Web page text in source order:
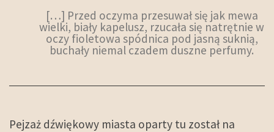
[…] Przed oczyma przesuwał się jak mewa
wielki, biały kapelusz, rzucała się natrętnie w
oczy fioletowa spódnica pod jasną suknią,
buchały niemal czadem duszne perfumy.
Pejzaż dźwiękowy miasta oparty tu został na